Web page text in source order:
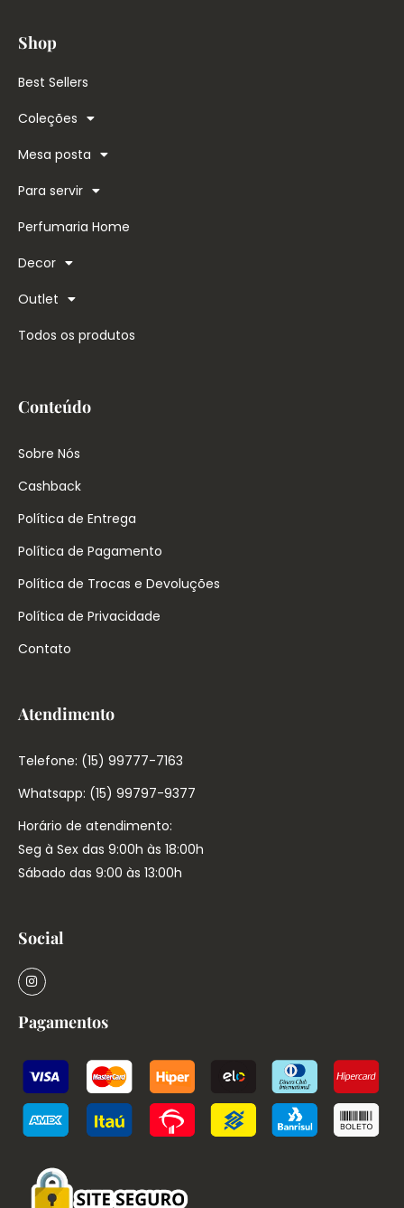
Shop
Best Sellers
Coleções
Mesa posta
Para servir
Perfumaria Home
Decor
Outlet
Todos os produtos
Conteúdo
Sobre Nós
Cashback
Política de Entrega
Política de Pagamento
Política de Trocas e Devoluções
Política de Privacidade
Contato
Atendimento
Telefone: (15) 99777-7163
Whatsapp: (15) 99797-9377
Horário de atendimento:
Seg à Sex das 9:00h às 18:00h
Sábado das 9:00 às 13:00h
Social
Pagamentos